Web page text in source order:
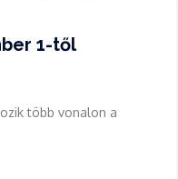
1-től
több vonalon a